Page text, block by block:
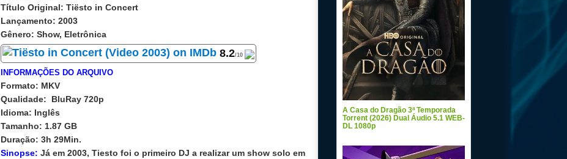
Título Original: Tiësto in Concert
Lançamento: 2003
Gênero: Show, Eletrônica
8.2/10
INFORMAÇÕES DO ARQUIVO
Formato: MKV
Qualidade: BluRay 720p
Idioma: Inglês
Tamanho: 1.87 GB
Duração: 3h 29Min.
Sinopse: Já em 2003, Tiesto foi o primeiro DJ a realizar um show solo em
A Casa do Dragão 3ª Temporada
Torrent (2026) Dual Áudio 5.1 WEB-
DL 1080p